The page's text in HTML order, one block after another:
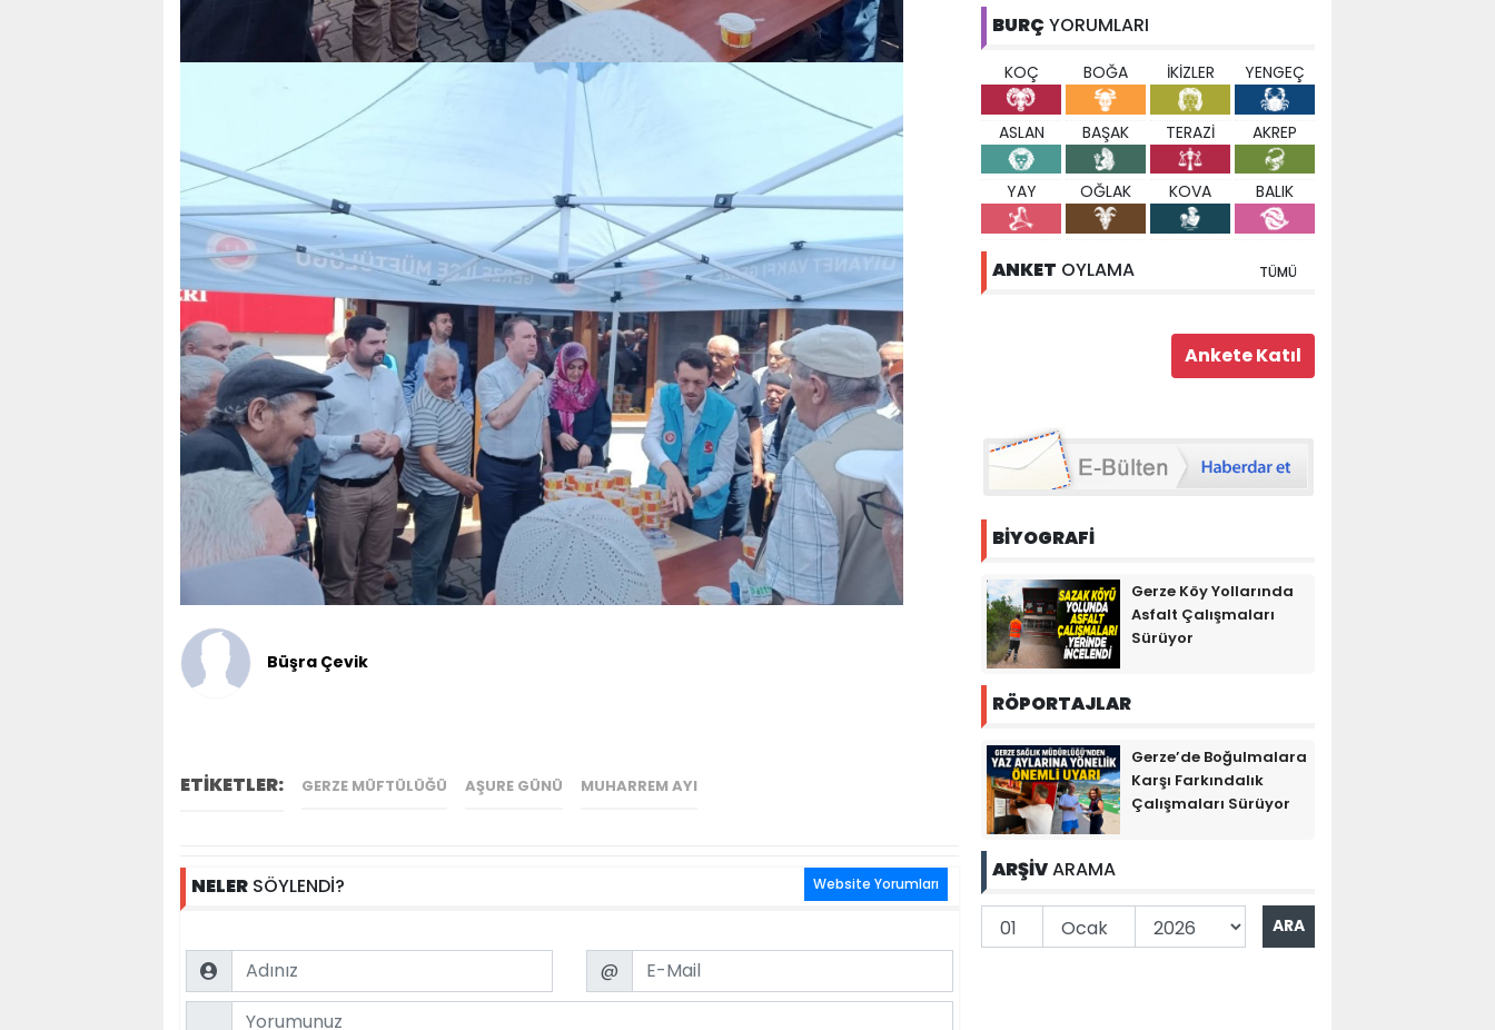
Büşra Çevik
ETİKETLER: GERZE MÜFTÜLÜĞÜ AŞURE GÜNÜ MUHARREM AYI
NELER SÖYLENDİ? Website Yorumları
Name Email
@
Comment
BURÇ YORUMLARI
KOÇ BOĞA İKİZLER YENGEÇ
ASLAN BAŞAK TERAZİ AKREP
YAY OĞLAK KOVA BALIK
ANKET OYLAMA TÜMÜ
BİYOGRAFİ
Gerze Köy Yollarında
Asfalt Çalışmaları
Sürüyor
RÖPORTAJLAR
Gerze’de Boğulmalara
Karşı Farkındalık
Çalışmaları Sürüyor
ARŞİVARAMA